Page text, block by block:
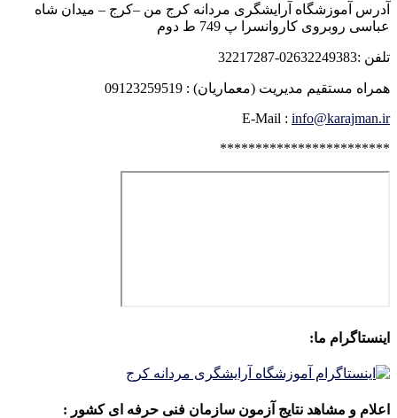
آدرس آموزشگاه آرایشگری مردانه کرج من –کرج – میدان شاه
عباسی روبروی کاروانسرا پ 749 ط دوم
تلفن :02632249383-32217287
همراه مستقیم مدیریت (معماریان) : 09123259519
E-Mail : info@karajman.ir
************************
اینستاگرام ما:
اعلام و مشاهد نتایج آزمون سازمان فنی حرفه ای کشور :